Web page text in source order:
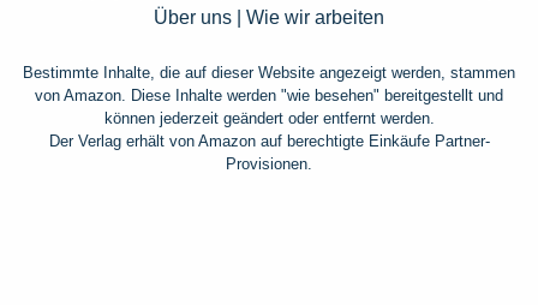
Über uns
Wie wir arbeiten
Bestimmte Inhalte, die auf dieser Website angezeigt werden, stammen
von Amazon. Diese Inhalte werden "wie besehen" bereitgestellt und
können jederzeit geändert oder entfernt werden.
Der Verlag erhält von Amazon auf berechtigte Einkäufe Partner-
Provisionen.